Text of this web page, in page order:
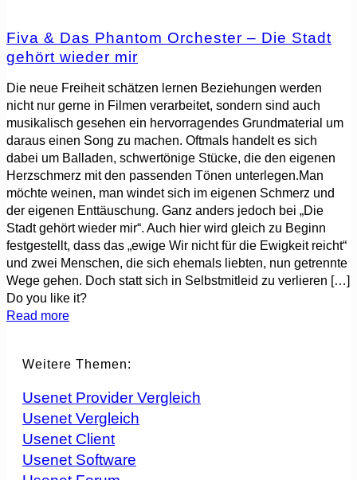
Fiva & Das Phantom Orchester – Die Stadt
gehört wieder mir
Die neue Freiheit schätzen lernen Beziehungen werden
nicht nur gerne in Filmen verarbeitet, sondern sind auch
musikalisch gesehen ein hervorragendes Grundmaterial um
daraus einen Song zu machen. Oftmals handelt es sich
dabei um Balladen, schwertönige Stücke, die den eigenen
Herzschmerz mit den passenden Tönen unterlegen.Man
möchte weinen, man windet sich im eigenen Schmerz und
der eigenen Enttäuschung. Ganz anders jedoch bei „Die
Stadt gehört wieder mir“. Auch hier wird gleich zu Beginn
festgestellt, dass das „ewige Wir nicht für die Ewigkeit reicht“
und zwei Menschen, die sich ehemals liebten, nun getrennte
Wege gehen. Doch statt sich in Selbstmitleid zu verlieren […]
Do you like it?
Read more
Weitere Themen:
Usenet Provider Vergleich
Usenet Vergleich
Usenet Client
Usenet Software